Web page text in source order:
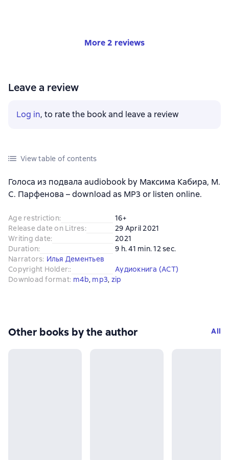
More 2 reviews
Leave a review
Log in, to rate the book and leave a review
View table of contents
Голоса из подвала audiobook by Максима Кабира, М.
С. Парфенова – download as MP3 or listen online.
Age restriction:
16+
Release date on Litres:
29 April 2021
Writing date:
2021
Duration:
9 h. 41 min. 12 sec.
Narrators: Илья Дементьев
Copyright Holder::
Аудиокнига (АСТ)
Download format: m4b, mp3, zip
Other books by the author All